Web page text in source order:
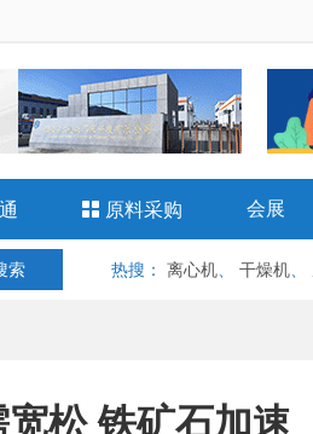
 原料采购 会展
热搜 ： 离心机 干燥机
松 铁矿石加速